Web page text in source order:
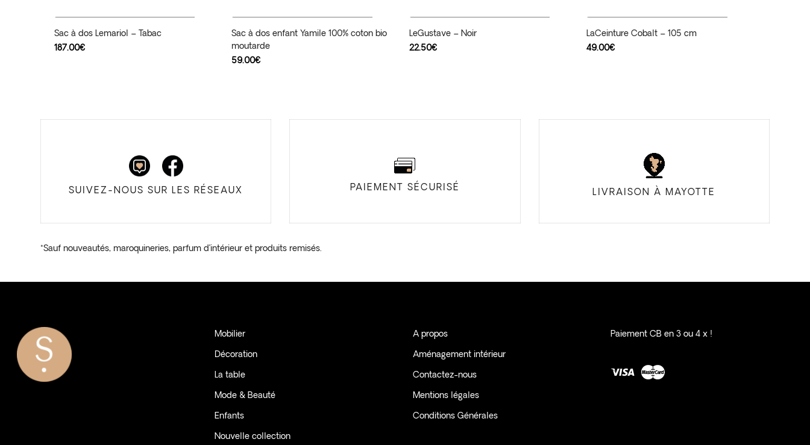
Ajouter Au Panier
Sac à dos Lemariol – Tabac
187.00€
Ajouter Au Panier
Sac à dos enfant Yamile 100% coton bio
moutarde
59.00€
Ajouter Au Panier
LeGustave – Noir
22.50€
Ajouter Au Panier
LaCeinture Cobalt – 105 cm
49.00€
SUIVEZ-NOUS SUR LES RÉSEAUX PAIEMENT SÉCURISÉ
LIVRAISON À MAYOTTE
*Sauf nouveautés, maroquineries, parfum d’intérieur et produits remisés.
Mobilier
Décoration
La table
Mode & Beauté
Enfants
Nouvelle collection
A propos
Aménagement intérieur
Contactez-nous
Mentions légales
Conditions Générales
Paiement CB en 3 ou 4 x !